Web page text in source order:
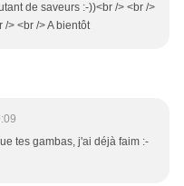
de saveurs :-))<br /> <br />
> <br /> A bientôt
tes gambas, j'ai déjà faim :-